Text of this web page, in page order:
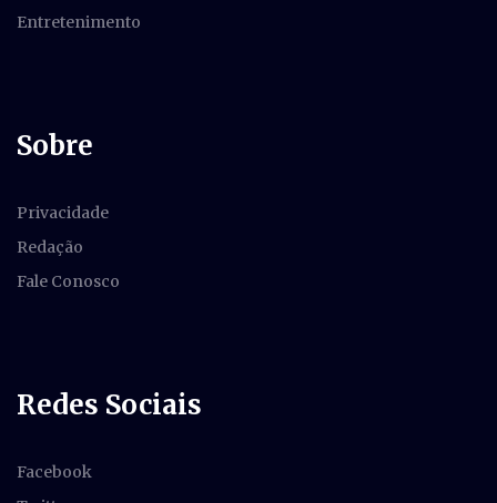
Entretenimento
Sobre
Privacidade
Redação
Fale Conosco
Redes Sociais
Facebook